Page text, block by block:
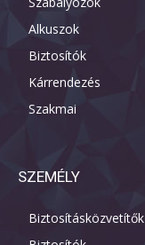
Alkuszok
Biztosítók
Kárrendezés
Szakmai
SZEMÉLY
Biztosításközvetítők